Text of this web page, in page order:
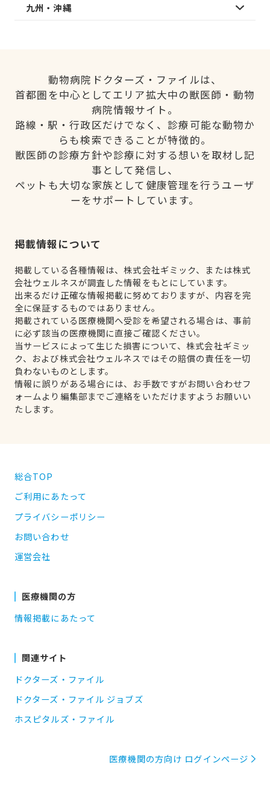
九州・沖縄
動物病院ドクターズ・ファイルは、
首都圏を中心としてエリア拡大中の獣医師・動物
病院情報サイト。
路線・駅・行政区だけでなく、診療可能な動物か
らも検索できることが特徴的。
獣医師の診療方針や診療に対する想いを取材し記
事として発信し、
ペットも大切な家族として健康管理を行うユーザ
ーをサポートしています。
掲載情報について
掲載している各種情報は、株式会社ギミック、または株式
会社ウェルネスが調査した情報をもとにしています。
出来るだけ正確な情報掲載に努めておりますが、内容を完
全に保証するものではありません。
掲載されている医療機関へ受診を希望される場合は、事前
に必ず該当の医療機関に直接ご確認ください。
当サービスによって生じた損害について、株式会社ギミッ
ク、および株式会社ウェルネスではその賠償の責任を一切
負わないものとします。
情報に誤りがある場合には、お手数ですがお問い合わせフ
ォームより編集部までご連絡をいただけますようお願いい
たします。
総合TOP
ご利用にあたって
プライバシーポリシー
お問い合わせ
運営会社
医療機関の方
情報掲載にあたって
関連サイト
ドクターズ・ファイル
ドクターズ・ファイル ジョブズ
ホスピタルズ・ファイル
医療機関の方向け ログインページ